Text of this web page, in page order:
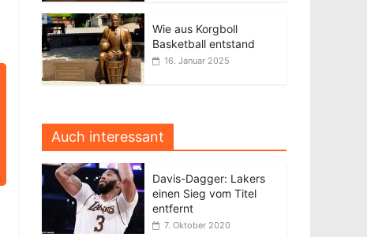
Wie aus Korgboll
Basketball entstand
16. Januar 2025
Auch interessant
Davis-Dagger: Lakers
einen Sieg vom Titel
entfernt
7. Oktober 2020